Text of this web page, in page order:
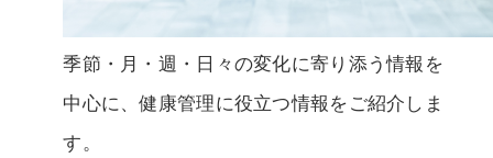
季節・月・週・日々の変化に寄り添う情報を
中心に、健康管理に役立つ情報をご紹介しま
す。